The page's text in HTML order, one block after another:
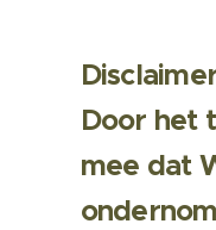
Door het
mee dat